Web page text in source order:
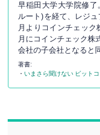
早稲田大学大学院修
ルート)を経て、レジ
月よりコインチェッ
月にコインチェック株
会社の子会社となると
著書:
・ いまさら聞けない ビット